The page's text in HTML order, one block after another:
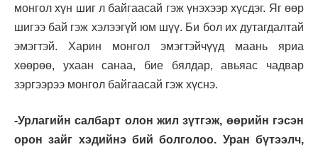
монгол хүн шиг л байгаасай гэж үнэхээр хүсдэг. Яг өөр
шигээ бай гэж хэлээгүй юм шүү. Би бол их дутагдалтай
эмэгтэй. Харин монгол эмэгтэйчүүд маань яриа
хөөрөө, ухаан санаа, бие бялдар, авьяас чадвар
зэргээрээ монгол байгаасай гэж хүснэ.
-Урлагийн салбарт олон жил зүтгэж, өөрийн гэсэн
орон зайг хэдийнэ бий болголоо. Уран бүтээлч,